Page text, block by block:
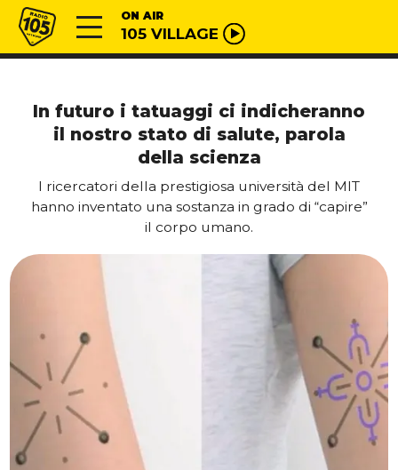
Vai al contenuto
Radio 105 ON AIR
105 VILLAGE
In futuro i tatuaggi ci indicheranno
il nostro stato di salute, parola
della scienza
I ricercatori della prestigiosa università del MIT
hanno inventato una sostanza in grado di “capire”
il corpo umano.